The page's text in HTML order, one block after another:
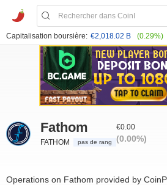
Capitalisation boursière: €2,018.02 B (0.29%)
Fathom
FATHOM pas de rang
€0.00
(0.00%)
Operations on Fathom provided by